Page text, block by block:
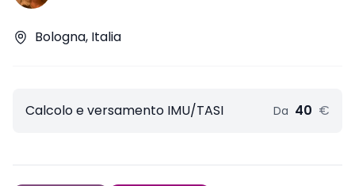
Bologna, Italia
Calcolo e versamento IMU/TASI Da 40 €